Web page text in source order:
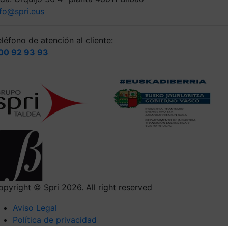
de atención al cliente:
92 93 93
© Spri 2026. All right reserved
Aviso Legal
Política de privacidad